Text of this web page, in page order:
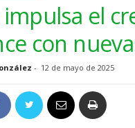
el
con
- 12 de mayo de 2025